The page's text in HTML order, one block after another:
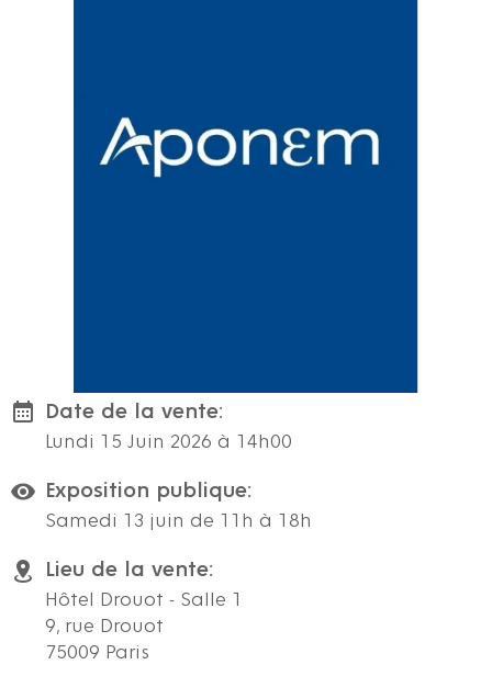
Date de la vente:
Lundi 15 Juin 2026 à 14h00
Exposition publique:
Samedi 13 juin de 11h à 18h
Lieu de la vente:
Hôtel Drouot - Salle 1
9, rue Drouot
75009 Paris